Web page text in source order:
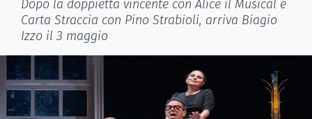
Dopo la doppietta vincente con Alice il Musical e
Carta Straccia con Pino Strabioli, arriva Biagio
Izzo il 3 maggio